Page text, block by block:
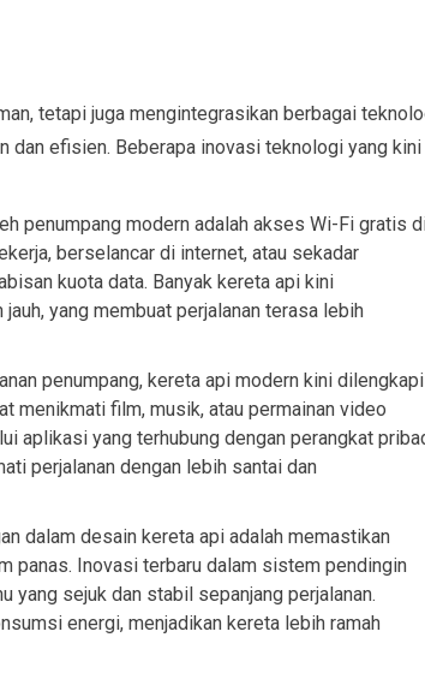
tetapi juga mengintegrasikan berbagai
dan efisien. Beberapa inovasi teknologi yang kini
penumpang modern adalah akses Wi-Fi gratis
berselancar di internet, atau sekadar
kuota data. Banyak kereta api kini
yang membuat perjalanan terasa lebih
penumpang, kereta api modern kini dilengkapi
menikmati film, musik, atau permainan video
aplikasi yang terhubung dengan perangkat
perjalanan dengan lebih santai dan
dalam desain kereta api adalah memastikan
panas. Inovasi terbaru dalam sistem pendingin
yang sejuk dan stabil sepanjang perjalanan.
energi, menjadikan kereta lebih ramah